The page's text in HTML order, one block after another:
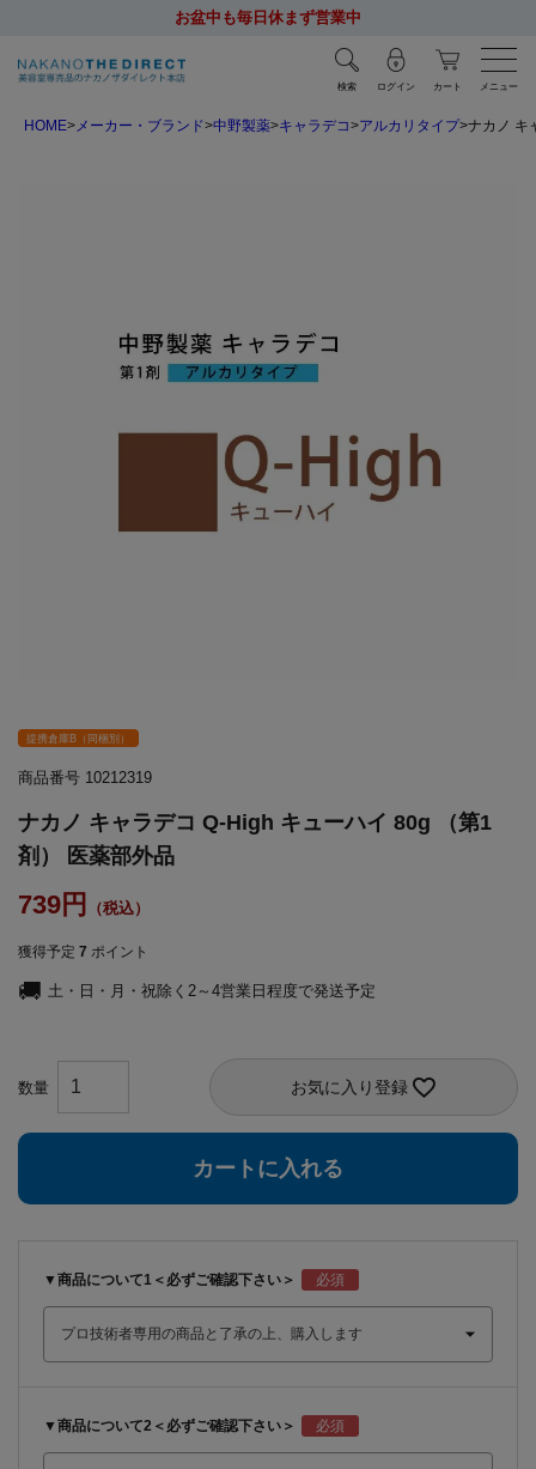
お盆中も毎日休まず営業中
検索 ログイン カート メニュー
HOME メーカー・ブランド 中野製薬 キャラデコ アルカリタイプ ナカノ キ
提携倉庫B（同梱別）
商品番号 10212319
ナカノ キャラデコ Q-High キューハイ 80g （第1
剤） 医薬部外品
739
獲得予定 7 ポイント
土・日・月・祝除く2～4営業日程度で発送予定
お気に入り登録
カートに入れる
▼商品について1＜必ずご確認下さい＞
▼商品について2＜必ずご確認下さい＞